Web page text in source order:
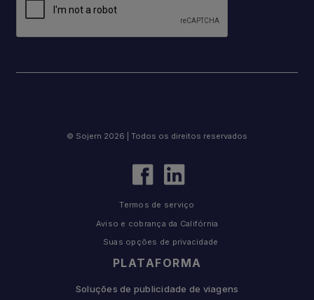
PLATAFORMA
Soluções de publicidade de viagens
© Sojern 2026 | Todos os direitos reservados
Termos de serviço
Aviso e cobrança da Califórnia
Suas opções de privacidade